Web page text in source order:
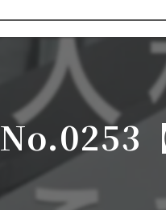
2026年7月
2026年6月
2026年5月
2026年4月
No.0253